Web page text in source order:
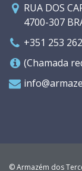
RUA DOS
4700-307
+351 253
(Chamada
© Armazém dos